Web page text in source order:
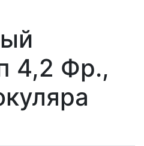
4,2 Фр.,